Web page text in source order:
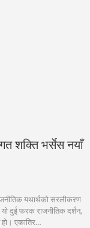
शक्ति भर्सेस नयाँ
यथार्थको सरलीकरण
यो दुई फरक राजनीतिक दर्शन,
एकातिर…